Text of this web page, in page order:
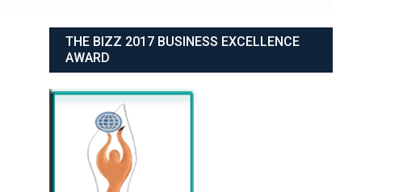
THE BIZZ 2017 BUSINESS EXCELLENCE
AWARD